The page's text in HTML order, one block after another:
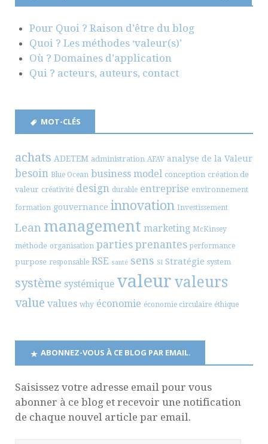
Pour Quoi ? Raison d’être du blog
Quoi ? Les méthodes ‘valeur(s)’
Où ? Domaines d’application
Qui ? acteurs, auteurs, contact
MOT-CLÉS
achats ADETEM administration AFAV analyse de la Valeur
besoin Blue Ocean business model conception création de
valeur créativité design durable entreprise environnement
formation gouvernance innovation Investissement
Lean management marketing McKinsey
méthode organisation parties prenantes performance
purpose responsable RSE santé sens SI Stratégie system
système systémique valeur valeurs
value values why économie économie circulaire éthique
ABONNEZ-VOUS À CE BLOG PAR EMAIL.
Saisissez votre adresse email pour vous
abonner à ce blog et recevoir une notification
de chaque nouvel article par email.